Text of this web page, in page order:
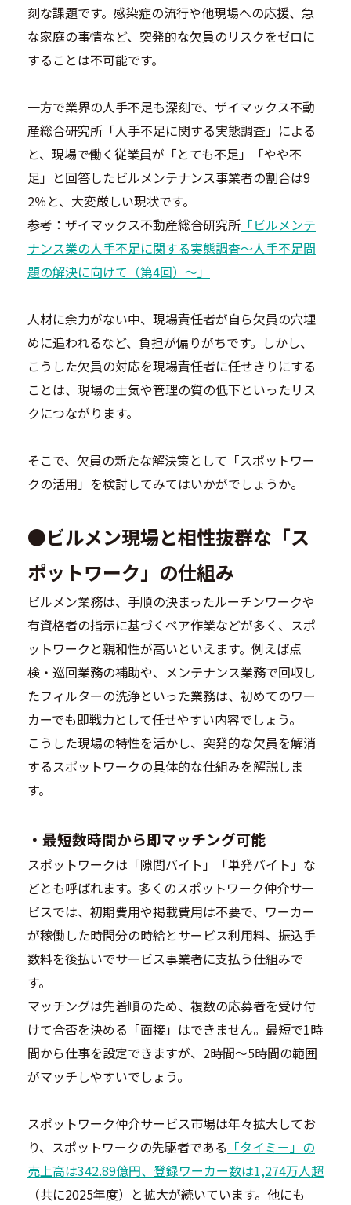
刻な課題です。感染症の流行や他現場への応援、急
な家庭の事情など、突発的な欠員のリスクをゼロに
することは不可能です。
一方で業界の人手不足も深刻で、ザイマックス不動
産総合研究所「人手不足に関する実態調査」による
と、現場で働く従業員が「とても不足」「やや不
足」と回答したビルメンテナンス事業者の割合は9
2％と、大変厳しい現状です。
参考：ザイマックス不動産総合研究所 「ビルメンテ
ナンス業の人手不足に関する実態調査～人手不足問
題の解決に向けて（第4回）～」
人材に余力がない中、現場責任者が自ら欠員の穴埋
めに追われるなど、負担が偏りがちです。しかし、
こうした欠員の対応を現場責任者に任せきりにする
ことは、現場の士気や管理の質の低下といったリス
クにつながります。
そこで、欠員の新たな解決策として「スポットワー
クの活用」を検討してみてはいかがでしょうか。
●ビルメン現場と相性抜群な「ス
ポットワーク」の仕組み
ビルメン業務は、手順の決まったルーチンワークや
有資格者の指示に基づくペア作業などが多く、スポ
ットワークと親和性が高いといえます。例えば点
検・巡回業務の補助や、メンテナンス業務で回収し
たフィルターの洗浄といった業務は、初めてのワー
カーでも即戦力として任せやすい内容でしょう。
こうした現場の特性を活かし、突発的な欠員を解消
するスポットワークの具体的な仕組みを解説しま
す。
・ 最短数時間から即マッチング可能
スポットワークは「隙間バイト」「単発バイト」な
どとも呼ばれます。多くのスポットワーク仲介サー
ビスでは、初期費用や掲載費用は不要で、ワーカー
が稼働した時間分の時給とサービス利用料、振込手
数料を後払いでサービス事業者に支払う仕組みで
す。
マッチングは先着順のため、複数の応募者を受け付
けて合否を決める「面接」はできません。最短で1時
間から仕事を設定できますが、2時間～5時間の範囲
がマッチしやすいでしょう。
スポットワーク仲介サービス市場は年々拡大してお
り、スポットワークの先駆者である 「タイミー」の
売上高は342.89億円、登録ワーカー数は1,274万人超
（共に2025年度）と拡大が続いています。他にも